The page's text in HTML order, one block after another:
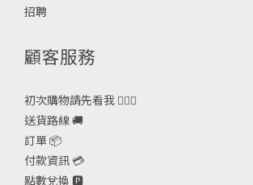
招聘
顧客服務
初次購物請先看我 🙋🏻‍♀️
送貨路線 🚚
訂單 📦
付款資訊 💳
點數兌換 🅿️